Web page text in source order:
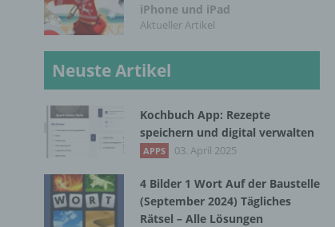
iPhone und iPad
Aktueller Artikel
Neuste Artikel
Kochbuch App: Rezepte
speichern und digital verwalten
APPS 03. April 2025
4 Bilder 1 Wort Auf der Baustelle
(September 2024) Tägliches
Rätsel – Alle Lösungen